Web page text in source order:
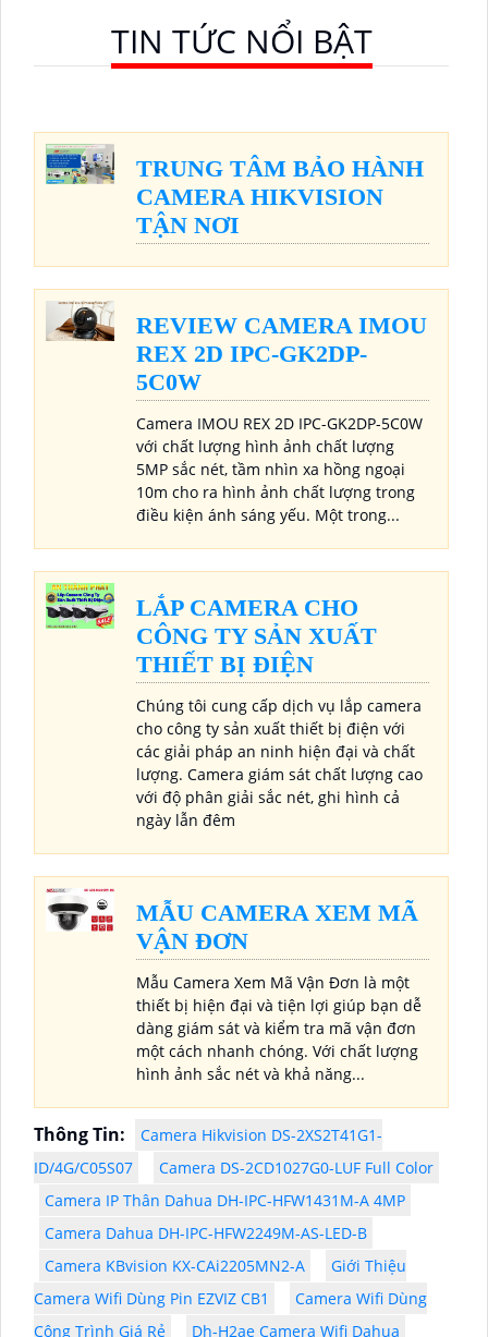
TIN TỨC NỔI BẬT
TRUNG TÂM BẢO HÀNH
CAMERA HIKVISION
TẬN NƠI
REVIEW CAMERA IMOU
REX 2D IPC-GK2DP-
5C0W
Camera IMOU REX 2D IPC-GK2DP-5C0W
với chất lượng hình ảnh chất lượng
5MP sắc nét, tầm nhìn xa hồng ngoại
10m cho ra hình ảnh chất lượng trong
điều kiện ánh sáng yếu. Một trong...
LẮP CAMERA CHO
CÔNG TY SẢN XUẤT
THIẾT BỊ ĐIỆN
Chúng tôi cung cấp dịch vụ lắp camera
cho công ty sản xuất thiết bị điện với
các giải pháp an ninh hiện đại và chất
lượng. Camera giám sát chất lượng cao
với độ phân giải sắc nét, ghi hình cả
ngày lẫn đêm
MẪU CAMERA XEM MÃ
VẬN ĐƠN
Mẫu Camera Xem Mã Vận Đơn là một
thiết bị hiện đại và tiện lợi giúp bạn dễ
dàng giám sát và kiểm tra mã vận đơn
một cách nhanh chóng. Với chất lượng
hình ảnh sắc nét và khả năng...
Thông Tin:
Camera Hikvision DS-2XS2T41G1-
ID/4G/C05S07
Camera DS-2CD1027G0-LUF Full Color
Camera IP Thân Dahua DH-IPC-HFW1431M-A 4MP
Camera Dahua DH-IPC-HFW2249M-AS-LED-B
Camera KBvision KX-CAi2205MN2-A
Giới Thiệu
Camera Wifi Dùng Pin EZVIZ CB1
Camera Wifi Dùng
Công Trình Giá Rẻ
Dh-H2ae Camera Wifi Dahua